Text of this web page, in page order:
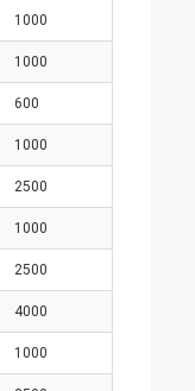
1000
1000
600
1000
2500
1000
2500
4000
1000